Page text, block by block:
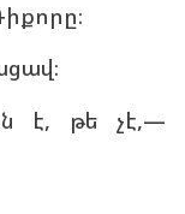
է, թե չէ,—